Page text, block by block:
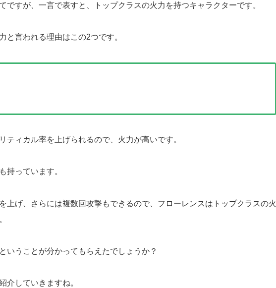
ですが、一言で表すと、トップクラスの火力を持つキャラクターです。
と言われる理由はこの2つです。
ティカル率を上げられるので、火力が高いです。
持っています。
上げ、さらには複数回攻撃もできるので、フローレンスはトップクラスの火
いうことが分かってもらえたでしょうか？
介していきますね。